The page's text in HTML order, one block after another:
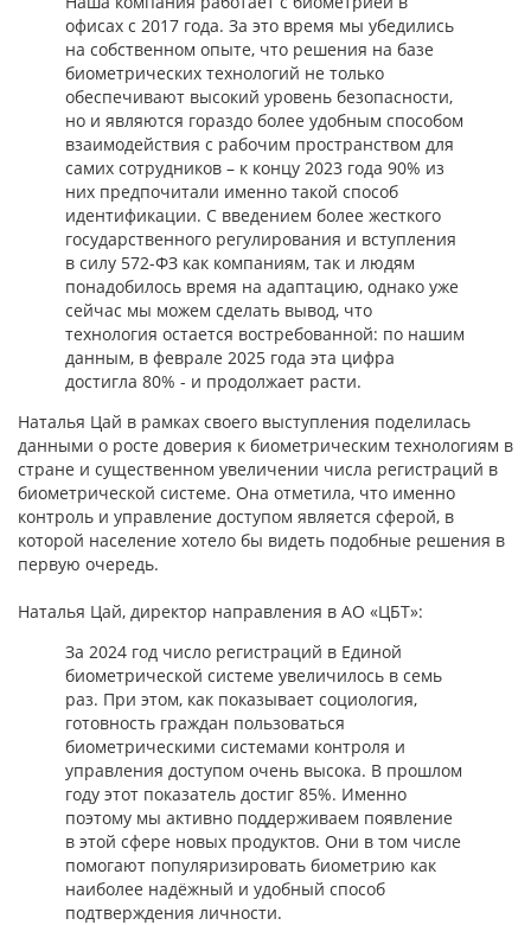
офисах с 2017 года. За это время мы убедились
на собственном опыте, что решения на базе
биометрических технологий не только
обеспечивают высокий уровень безопасности,
но и являются гораздо более удобным способом
взаимодействия с рабочим пространством для
самих сотрудников – к концу 2023 года 90% из
них предпочитали именно такой способ
идентификации. С введением более жесткого
государственного регулирования и вступления
в силу 572-ФЗ как компаниям, так и людям
понадобилось время на адаптацию, однако уже
сейчас мы можем сделать вывод, что
технология остается востребованной: по нашим
данным, в феврале 2025 года эта цифра
достигла 80% - и продолжает расти.
Наталья Цай в рамках своего выступления поделилась
данными о росте доверия к биометрическим технологиям в
стране и существенном увеличении числа регистраций в
биометрической системе. Она отметила, что именно
контроль и управление доступом является сферой, в
которой население хотело бы видеть подобные решения в
первую очередь.
Наталья Цай, директор направления в АО «ЦБТ»:
За 2024 год число регистраций в Единой
биометрической системе увеличилось в семь
раз. При этом, как показывает социология,
готовность граждан пользоваться
биометрическими системами контроля и
управления доступом очень высока. В прошлом
году этот показатель достиг 85%. Именно
поэтому мы активно поддерживаем появление
в этой сфере новых продуктов. Они в том числе
помогают популяризировать биометрию как
наиболее надёжный и удобный способ
подтверждения личности.